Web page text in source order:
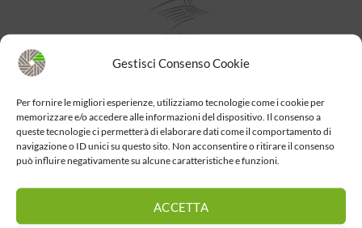
Gestisci Consenso Cookie
Per fornire le migliori esperienze, utilizziamo tecnologie come i cookie per
memorizzare e/o accedere alle informazioni del dispositivo. Il consenso a
queste tecnologie ci permetterà di elaborare dati come il comportamento di
navigazione o ID unici su questo sito. Non acconsentire o ritirare il consenso
può influire negativamente su alcune caratteristiche e funzioni.
ACCETTA